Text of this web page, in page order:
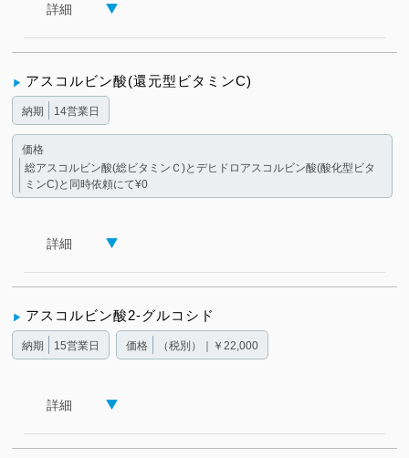
詳細
アスコルビン酸(還元型ビタミンC)
納期 14営業日
価格
総アスコルビン酸(総ビタミンＣ)とデヒドロアスコルビン酸(酸化型ビタ
ミンC)と同時依頼にて¥0
詳細
アスコルビン酸2-グルコシド
納期 15営業日 価格 （税別）｜￥22,000
詳細